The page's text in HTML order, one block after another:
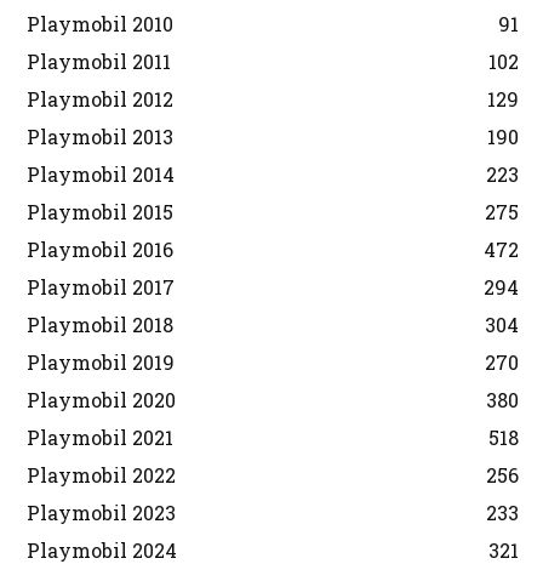
Playmobil 2010
91
Playmobil 2011
102
Playmobil 2012
129
Playmobil 2013
190
Playmobil 2014
223
Playmobil 2015
275
Playmobil 2016
472
Playmobil 2017
294
Playmobil 2018
304
Playmobil 2019
270
Playmobil 2020
380
Playmobil 2021
518
Playmobil 2022
256
Playmobil 2023
233
Playmobil 2024
321